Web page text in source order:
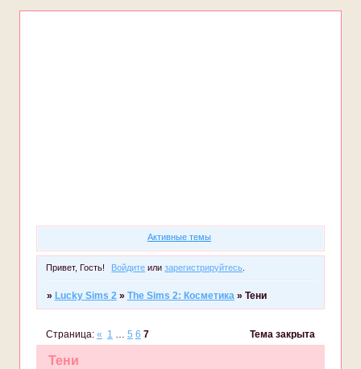
Активные темы
Привет, Гость! Войдите илизарегистрируйтесь.
» Lucky Sims 2 » The Sims 2: Косметика » Тени
Тени
Страница: « 1 … 5 6 7 Тема закрыта